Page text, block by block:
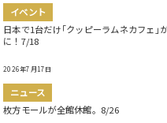
イベント
日本で1台だけ｢クッピーラムネカフェ｣
に！7/18
2026年7月17日
ニュース
枚方モールが全館休館。8/26